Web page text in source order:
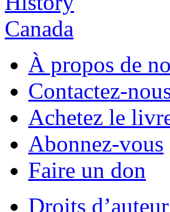
À propos de
Contactez-
Achetez le
Abonnez-vous
Faire un don
Droits d’auteur